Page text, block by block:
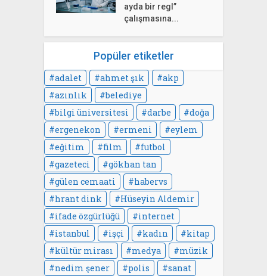
ayda bir regl”
çalışmasına...
Popüler etiketler
adalet ahmet şık
akp
azınlık
belediye
bilgi üniversitesi
darbe
doğa
ergenekon
ermeni
eylem
eğitim
film
futbol
gazeteci
gökhan tan
gülen cemaati
habervs
hrant dink
Hüseyin Aldemir
ifade özgürlüğü
internet
istanbul
işçi kadın
kitap
kültür mirası
medya
müzik
nedim şener
polis
sanat